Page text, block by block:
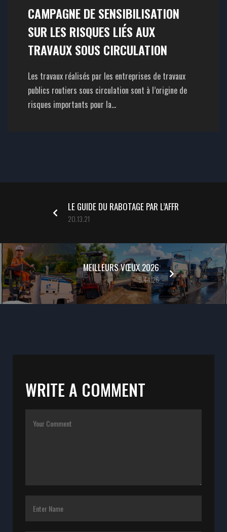
CAMPAGNE DE SENSIBILISATION
SUR LES RISQUES LIÉS AUX
TRAVAUX SOUS CIRCULATION
Les travaux réalisés par les entreprises de travaux
publics routiers sous circulation sont à l’origine de
risques importants pour la...
LE GUIDE DU RABOTAGE PAR L’AFFR
20.13.21
MEILLEURS VŒUX 2026
5.44.26
WRITE A COMMENT